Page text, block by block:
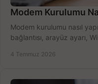
Modem Kurulumu
Modem kurulumu nasıl
bağlantısı, arayüz ayarı,
4 Temmuz 2026